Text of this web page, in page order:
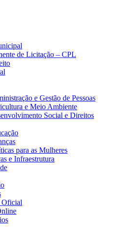
de Licitação – CPL
e Gestão de Pessoas
e Meio Ambiente
Social e Direitos
para as Mulheres
e Infraestrutura